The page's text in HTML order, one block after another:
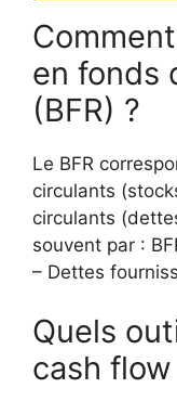
en fonds
(BFR) ?
Le BFR
circulants
circulants
souvent par :
– Dettes
Quels
cash flow